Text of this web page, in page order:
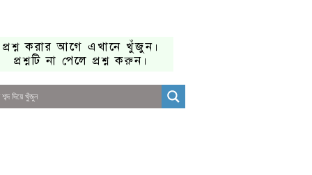
প্রশ্ন করার আগে এখানে খুঁজুন।
প্রশ্নটি না পেলে প্রশ্ন করুন।